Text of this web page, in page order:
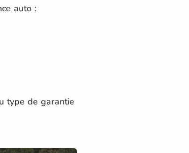
auto :
type de garantie